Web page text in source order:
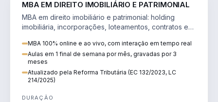
MBA EM DIREITO IMOBILIÁRIO E PATRIMONIAL
MBA em direito imobiliário e patrimonial: holding
imobiliária, incorporações, loteamentos, contratos e
MBA 100% online e ao vivo, com interação em tempo real
Aulas em 1 final de semana por mês, gravadas por 3
meses
Atualizado pela Reforma Tributária (EC 132/2023, LC
214/2025)
DURAÇÃO